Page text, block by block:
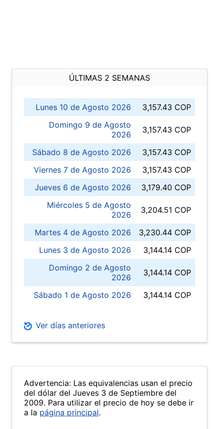
ÚLTIMAS 2 SEMANAS
Lunes 10 de Agosto 2026
3,157.43 COP
Domingo 9 de Agosto
2026
3,157.43 COP
Sábado 8 de Agosto 2026
3,157.43 COP
Viernes 7 de Agosto 2026
3,157.43 COP
Jueves 6 de Agosto 2026
3,179.40 COP
Miércoles 5 de Agosto
2026
3,204.51 COP
Martes 4 de Agosto 2026
3,230.44 COP
Lunes 3 de Agosto 2026
3,144.14 COP
Domingo 2 de Agosto
2026
3,144.14 COP
Sábado 1 de Agosto 2026 3,144.14 COP
Ver días anteriores
Advertencia: Las equivalencias usan el precio
del dólar del Jueves 3 de Septiembre del
2009. Para utilizar el precio de hoy se debe ir
a la página principal.